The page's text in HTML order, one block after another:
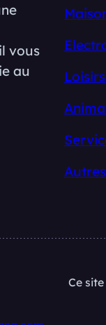
vous
au
Loisirs
Autres
Ce